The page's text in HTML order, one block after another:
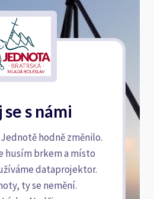
se s námi
Jednotě hodně změnilo.
husím brkem a místo
dataprojektor.
ty se nemění.